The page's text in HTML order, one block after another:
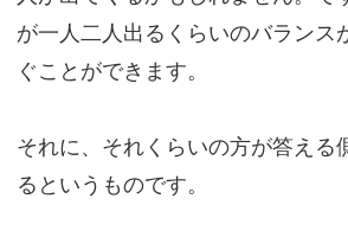
が一人二人出るくらいのバランス
ぐことができます。
それに、それくらいの方が答える
るというものです。